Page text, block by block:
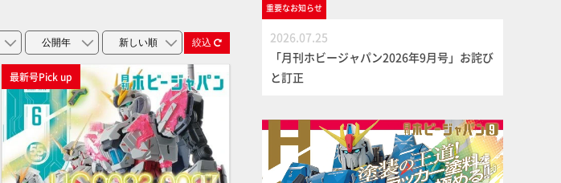
絞込
最新号Pick up
重要なお知らせ
2026.07.25
「月刊ホビージャパン2026年9月号」お詫び
と訂正